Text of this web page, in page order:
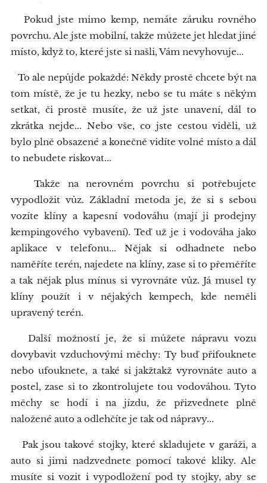
Pokud jste mimo kemp, nemáte záruku rovného
povrchu. Ale jste mobilní, takže můžete jet hledat jiné
místo, když to, které jste si našli, Vám nevyhovuje...
To ale nepůjde pokaždé: Někdy prostě chcete být na
tom místě, že je tu hezky, nebo se tu máte s někým
setkat, či prostě musíte, že už jste unavení, dál to
zkrátka nejde... Nebo vše, co jste cestou viděli, už
bylo plně obsazené a konečně vidíte volné místo a dál
to nebudete riskovat...
Takže na nerovném povrchu si potřebujete
vypodložit vůz. Základní metoda je, že si s sebou
vozíte klíny a kapesní vodováhu (mají ji prodejny
kempingového vybavení). Teď už je i vodováha jako
aplikace v telefonu... Nějak si odhadnete nebo
naměříte terén, najedete na klíny, zase si to přeměříte
a tak nějak plus mínus si vyrovnáte vůz. Já musel ty
klíny použít i v nějakých kempech, kde neměli
upravený terén.
Další možností je, že si můžete nápravu vozu
dovybavit vzduchovými měchy: Ty buď přifouknete
nebo ufouknete, a také si jakžtakž vyrovnáte auto a
postel, zase si to zkontrolujete tou vodováhou. Tyto
měchy se hodí i na jízdu, že přizvednete plně
naložené auto a odlehčíte je tak od nápravy...
Pak jsou takové stojky, které skladujete v garáži, a
auto si jimi nadzvednete pomocí takové kliky. Ale
musíte si vozit i vypodložení pod ty stojky, aby se